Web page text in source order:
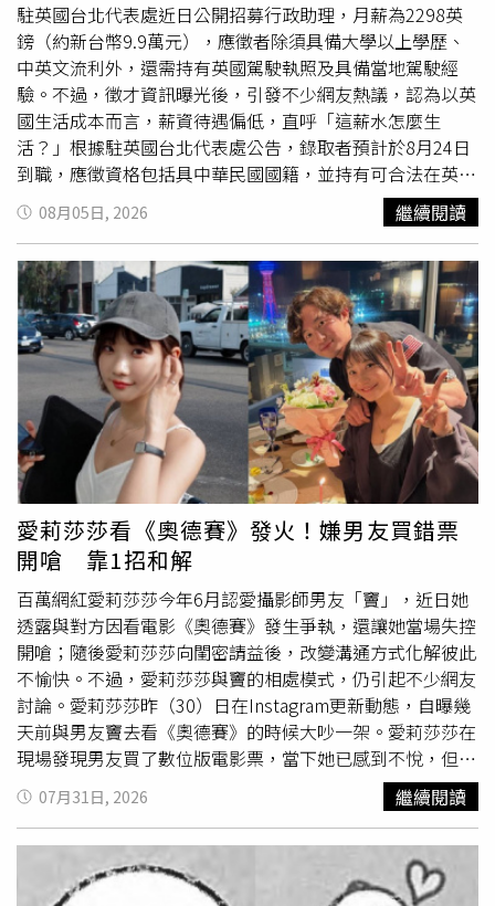
駐英國台北代表處近日公開招募行政助理，月薪為2298英
鎊（約新台幣9.9萬元），應徵者除須具備大學以上學歷、
中英文流利外，還需持有英國駕駛執照及具備當地駕駛經
驗。不過，徵才資訊曝光後，引發不少網友熱議，認為以英
國生活成本而言，薪資待遇偏低，直呼「這薪水怎麼生
活？」根據駐英國台北代表處公告，錄取者預計於8月24日
到職，應徵資格包括具中華民國國籍，並持有可合法在英國
工作與居留的證明文件，例如英國護照或居留證，代表處不
協助辦理英國簽證。此外，還須具備大學以上學歷、熟悉
Windows Office等文書軟體操作、中英文流利，以及持有英
國駕照並具有當地駕駛經驗。工作內容則涵蓋行政庶務、人
事管理及其他交辦事項，包括辦公用品採購、設備與館舍維
護、修繕工程聯繫、信件收發、接待室值勤，以及支援駕駛
等工作，同時負責差勤管理、保險及契約更新、資料整理等
業務。代表處表示，該職缺的上班時間為週一至週五上午9
時至下午5時，中午休息1小時，不提供遠距工作，錄取後須
先試用3個月，並於報到1個月內繳交英國及中華民國的無犯
罪紀錄證明。相關資訊曝光後引發討論，尤其是每月2298
英鎊的薪水，遭不少網友質疑待遇過低，紛紛留言表示「是
在請實習生嗎」、「政府帶頭低薪」、「有這些能力的人寧
願去其他企業」、「這還沒扣稅，在英國怎麼生活」、「乾
脆找志工算了」。根據英國現行規定，21歲以上勞工適用的
法定「國家生活工資」（NationalLiving Wage）最低時薪為
12.71英鎊（約新台幣551元）。由於英國近年物價及房租
持續上漲，多數網友認為，雖然該職缺薪資高於法定最低工
資，但考量工作條件、語言能力及專業要求，加上倫敦生活
成本高昂，待遇恐怕有待商榷。
08月05日, 2026 繼續閱讀
愛莉莎莎看《奧德賽》發火！嫌男友買錯票
開嗆 靠1招和解
百萬網紅愛莉莎莎今年6月認愛攝影師男友「竇」，近日她
透露與對方因看電影《奧德賽》發生爭執，還讓她當場失控
開嗆；隨後愛莉莎莎向閨密請益後，改變溝通方式化解彼此
不愉快。不過，愛莉莎莎與竇的相處模式，仍引起不少網友
討論。愛莉莎莎昨（30）日在Instagram更新動態，自曝幾
天前與男友竇去看《奧德賽》的時候大吵一架。愛莉莎莎在
現場發現男友買了數位版電影票，當下她已感到不悅，但竇
跟她解釋，若數位版評價不錯可再陪她「二刷」IMAX版。
不料竇的說法反而引爆愛莉莎莎怒火，讓她直言自己的時間
成本極高、時薪破萬，無須為了節省數百元價差而降低觀影
體驗，迫使男友連忙道歉並允諾補償。不過，事後愛莉莎莎
也冷靜分析，認為雙方僅是消費習慣與價值觀不同，男方習
07月31日, 2026 繼續閱讀